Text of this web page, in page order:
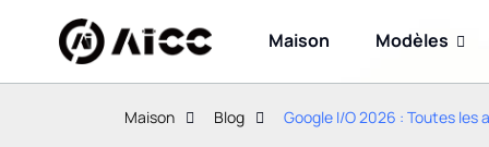
Maison Modèles
Maison Blog Google I/O 2026 : Toutes